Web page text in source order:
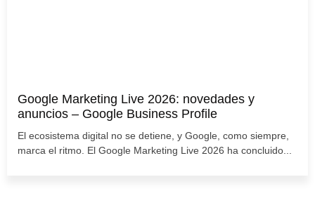
Google Marketing Live 2026: novedades y
anuncios – Google Business Profile
El ecosistema digital no se detiene, y Google, como siempre,
marca el ritmo. El Google Marketing Live 2026 ha concluido...